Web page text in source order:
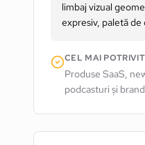
limbaj vizual
expresiv, paletă de
CEL MAI
Produse SaaS,
podcasturi și